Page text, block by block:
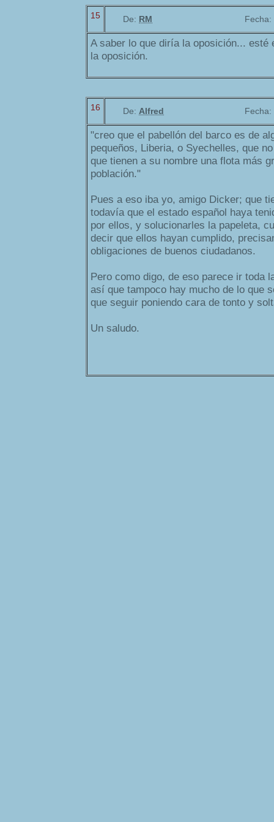
15 De: RM Fecha:
A saber lo que diría la oposición... esté
la oposición.
16 De: Alfred Fecha:
"creo que el pabellón del barco es de
pequeños, Liberia, o Syechelles, que
que tienen a su nombre una flota más
población."
Pues a eso iba yo, amigo Dicker; que
todavía que el estado español haya
por ellos, y solucionarles la papeleta,
decir que ellos hayan cumplido,
obligaciones de buenos ciudadanos.
Pero como digo, de eso parece ir toda
así que tampoco hay mucho de lo que
que seguir poniendo cara de tonto y
Un saludo.